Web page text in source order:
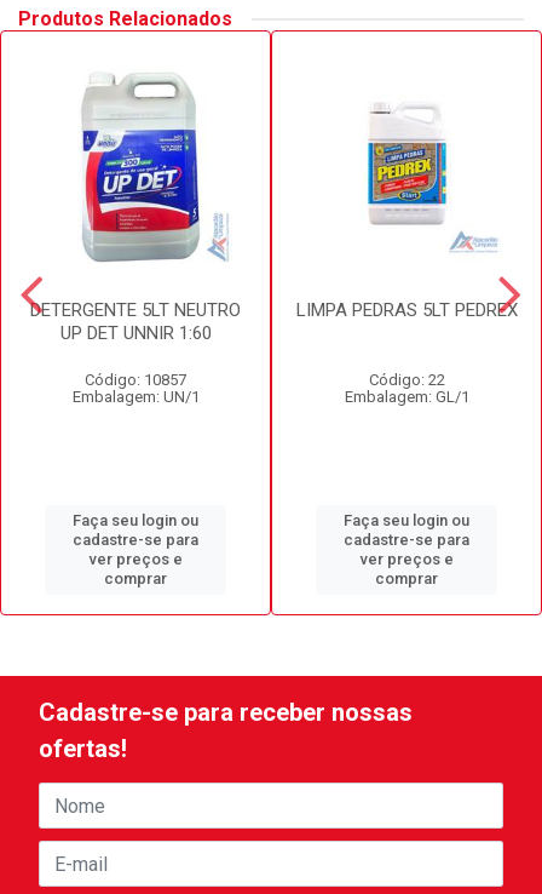
Produtos Relacionados
DETERGENTE 5LT NEUTRO
UP DET UNNIR 1:60
Código: 10857
Embalagem: UN/1
Faça seu login ou
cadastre-se para
ver preços e
comprar
LIMPA PEDRAS 5LT PEDREX
Código: 22
Embalagem: GL/1
Faça seu login ou
cadastre-se para
ver preços e
comprar
Cadastre-se para receber nossas
ofertas!